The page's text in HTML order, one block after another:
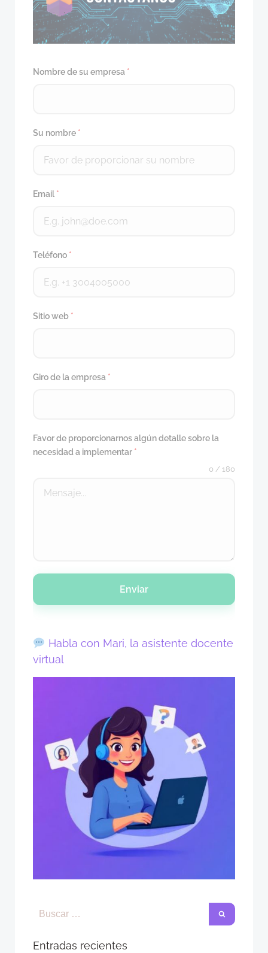
Nombre de su empresa *
Su nombre *
Email *
Teléfono *
Sitio web *
Giro de la empresa *
Favor de proporcionarnos algún detalle sobre la
necesidad a implementar *
0 / 180
Enviar
Habla con Mari, la asistente docente
virtual
Entradas recientes